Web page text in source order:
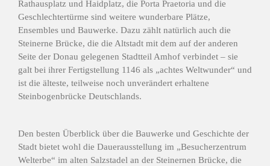
Rathausplatz und Haidplatz, die Porta Praetoria und die
Geschlechtertürme sind weitere wunderbare Plätze,
Ensembles und Bauwerke. Dazu zählt natürlich auch die
Steinerne Brücke, die die Altstadt mit dem auf der anderen
Seite der Donau gelegenen Stadtteil Amhof verbindet – sie
galt bei ihrer Fertigstellung 1146 als „achtes Weltwunder“ und
ist die älteste, teilweise noch unverändert erhaltene
Steinbogenbrücke Deutschlands.
Den besten Überblick über die Bauwerke und Geschichte der
Stadt bietet wohl die Dauerausstellung im „Besucherzentrum
Welterbe“ im alten Salzstadel an der Steinernen Brücke, die